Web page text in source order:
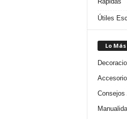
Útiles
Lo
Consejos